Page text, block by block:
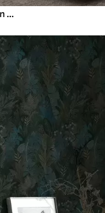
Flores aéreas en tonos cálidos sobre un fondo de trazos de hojas